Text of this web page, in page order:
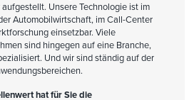
Unsere Technologie ist im
Automobilwirtschaft, im Call-Center
einsetzbar. Viele
sind hingegen auf eine Branche,
Und wir sind ständig auf der
hat für Sie die